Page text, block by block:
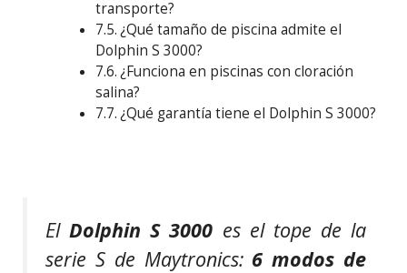
transporte?
¿Qué tamaño de piscina admite el
Dolphin S 3000?
¿Funciona en piscinas con cloración
salina?
¿Qué garantía tiene el Dolphin S 3000?
ElDolphin S 3000 es el tope de la
serie S de Maytronics: 6 modos de